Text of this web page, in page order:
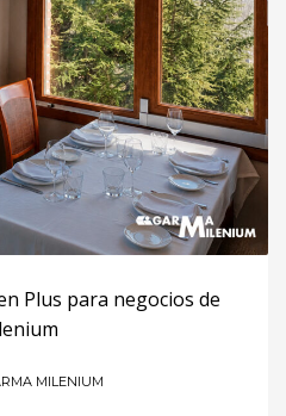
Plus para negocios de
MILENIUM